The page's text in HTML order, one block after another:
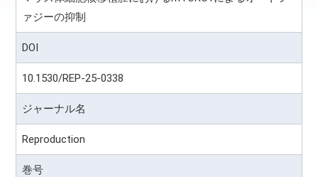
ァジーの抑制
DOI
10.1530/REP-25-0338
ジャーナル名
Reproduction
巻号